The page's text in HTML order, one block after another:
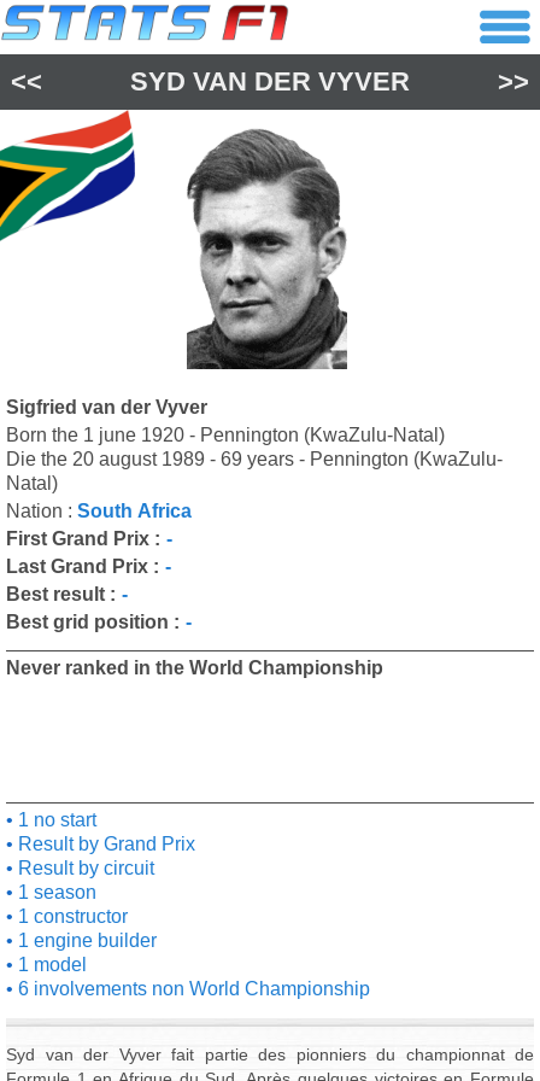
<< SYD VAN DER VYVER >>
Sigfried van der Vyver
Born the 1 june 1920 - Pennington (KwaZulu-Natal)
Die the 20 august 1989 - 69 years - Pennington (KwaZulu-
Natal)
Nation : South Africa
First Grand Prix : -
Last Grand Prix : -
Best result : -
Best grid position : -
Never ranked in the World Championship
1 no start
Result by Grand Prix
Result by circuit
1 season
1 constructor
1 engine builder
1 model
6 involvements non World Championship
Syd van der Vyver fait partie des pionniers du championnat de